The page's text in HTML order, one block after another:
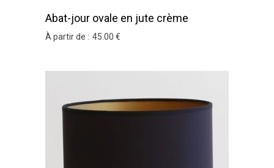
Abat-jour ovale en jute crème
À partir de : 45 .00 €